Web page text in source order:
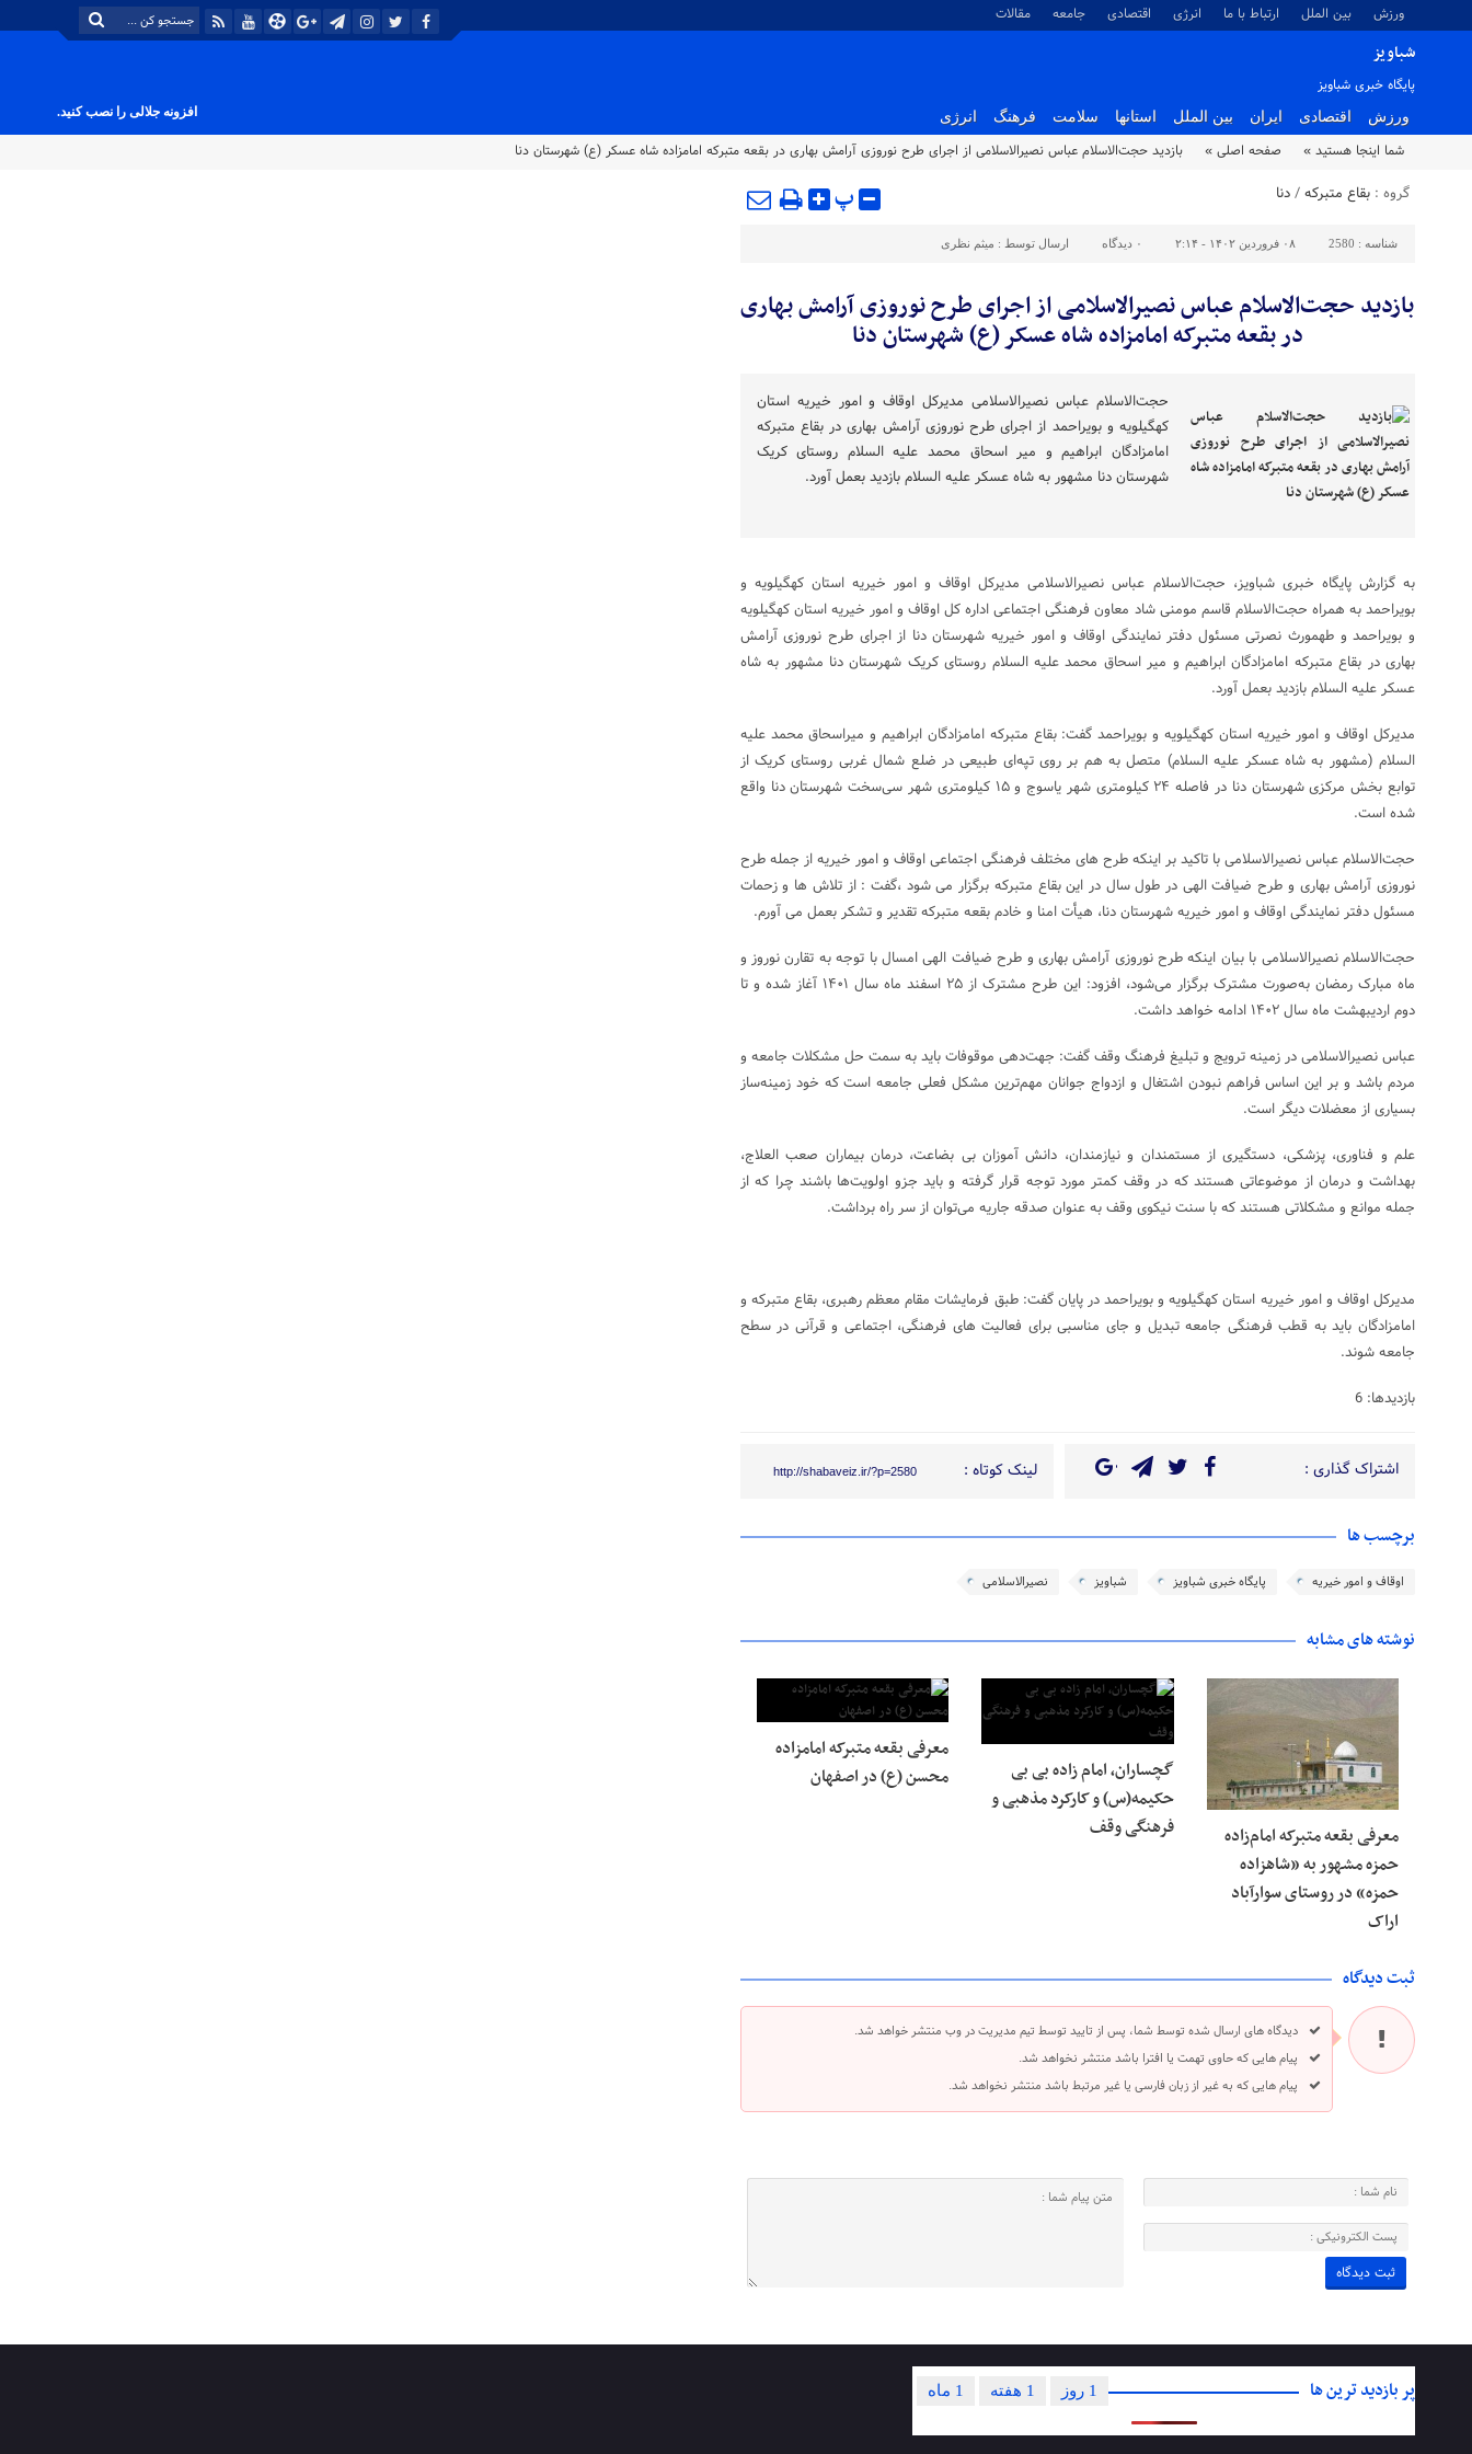
ورزش بین الملل ارتباط با ما انرژی اقتصادی جامعه مقالات
شباویز
پایگاه خبری شباویز
ورزش اقتصادی ایران بین الملل استانها سلامت فرهنگ انرژی افزونه جلالی را نصب کنید.
شما اینجا هستید » صفحه اصلی » بازدید حجت‌الاسلام عباس نصیرالاسلامی از اجرای طرح نوروزی آرامش بهاری در بقعه متبرکه امامزاده شاه عسکر (ع) شهرستان دنا
گروه : بقاع متبرکه/دنا پ
شناسه : 2580 ۰۸ فروردین ۱۴۰۲ - ۲:۱۴ ۰ دیدگاه ارسال توسط : میثم نظری
بازدید حجت‌الاسلام عباس نصیرالاسلامی از اجرای طرح نوروزی آرامش بهاری
در بقعه متبرکه امامزاده شاه عسکر (ع) شهرستان دنا
حجت‌الاسلام عباس نصیرالاسلامی مدیرکل اوقاف و امور خیریه استان
کهگیلویه و بویراحمد از اجرای طرح نوروزی آرامش بهاری در بقاع متبرکه
امامزادگان ابراهیم و میر اسحاق محمد علیه السلام روستای کریک
شهرستان دنا مشهور به شاه عسکر علیه السلام بازدید بعمل آورد.
به گزارش پایگاه خبری شباویز، حجت‌الاسلام عباس نصیرالاسلامی مدیرکل اوقاف و امور خیریه استان کهگیلویه و
بویراحمد به همراه حجت‌الاسلام قاسم مومنی شاد معاون فرهنگی اجتماعی اداره کل اوقاف و امور خیریه استان کهگیلویه
و بویراحمد و طهمورث نصرتی مسئول دفتر نمایندگی اوقاف و امور خیریه شهرستان دنا از اجرای طرح نوروزی آرامش
بهاری در بقاع متبرکه امامزادگان ابراهیم و میر اسحاق محمد علیه السلام روستای کریک شهرستان دنا مشهور به شاه
عسکر علیه السلام بازدید بعمل آورد.
مدیرکل اوقاف و امور خیریه استان کهگیلویه و بویراحمد گفت: بقاع متبرکه امامزادگان ابراهیم و میراسحاق محمد علیه
السلام (مشهور به شاه عسکر علیه السلام) متصل به هم بر روی تپه‌ای طبیعی در ضلع شمال غربی روستای کریک از
توابع بخش مرکزی شهرستان دنا در فاصله ۲۴ کیلومتری شهر یاسوج و ۱۵ کیلومتری شهر سی‌سخت شهرستان دنا واقع
شده است.
حجت‌الاسلام عباس نصیرالاسلامی با تاکید بر اینکه طرح های مختلف فرهنگی اجتماعی اوقاف و امور خیریه از جمله طرح
نوروزی آرامش بهاری و طرح ضیافت الهی در طول سال در این بقاع متبرکه برگزار می شود ،گفت : از تلاش ها و زحمات
مسئول دفتر نمایندگی اوقاف و امور خیریه شهرستان دنا، هیأت امنا و خادم بقعه متبرکه تقدیر و تشکر بعمل می آورم.
حجت‌الاسلام نصیرالاسلامی با بیان اینکه طرح نوروزی آرامش بهاری و طرح ضیافت الهی امسال با توجه به تقارن نوروز و
ماه مبارک رمضان به‌صورت مشترک برگزار می‌شود، افزود: این طرح مشترک از ۲۵ اسفند ماه سال ۱۴۰۱ آغاز شده و تا
دوم اردیبهشت ماه سال ۱۴۰۲ ادامه خواهد داشت.
عباس نصیرالاسلامی در زمینه ترویج و تبلیغ فرهنگ وقف گفت: جهت‌دهی موقوفات باید به سمت حل مشکلات جامعه و
مردم باشد و بر این اساس فراهم نبودن اشتغال و ازدواج جوانان مهم‌ترین مشکل فعلی جامعه است که خود زمینه‌ساز
بسیاری از معضلات دیگر است.
علم و فناوری، پزشکی، دستگیری از مستمندان و نیازمندان، دانش آموزان بی بضاعت، درمان بیماران صعب العلاج،
بهداشت و درمان از موضوعاتی هستند که در وقف کمتر مورد توجه قرار گرفته و باید جزو اولویت‌ها باشند چرا که از
جمله موانع و مشکلاتی هستند که با سنت نیکوی وقف به عنوان صدقه جاریه می‌توان از سر راه برداشت.
مدیرکل اوقاف و امور خیریه استان کهگیلویه و بویراحمد در پایان گفت: طبق فرمایشات مقام معظم رهبری، بقاع متبرکه و
امامزادگان باید به قطب فرهنگی جامعه تبدیل و جای مناسبی برای فعالیت های فرهنگی، اجتماعی و قرآنی در سطح
جامعه شوند.
بازدیدها: 6
اشتراک گذاری : لینک کوتاه : http://shabaveiz.ir/?p=2580
برچسب ها
اوقاف و امور خیریه پایگاه خبری شباویز شباویز نصیرالاسلامی
نوشته های مشابه
معرفی بقعه متبرکه امام‌زاده
حمزه مشهور به «شاهزاده
حمزه» در روستای سوارآباد
اراک
گچساران، امام زاده بی بی
حکیمه(س) و کارکرد مذهبی و
فرهنگی وقف
معرفی بقعه متبرکه امامزاده
محسن (ع) در اصفهان
ثبت دیدگاه
دیدگاه های ارسال شده توسط شما، پس از تایید توسط تیم مدیریت در وب منتشر خواهد شد.
پیام هایی که حاوی تهمت یا افترا باشد منتشر نخواهد شد.
پیام هایی که به غیر از زبان فارسی یا غیر مرتبط باشد منتشر نخواهد شد.
پر بازدید ترین ها 1 ماه 1 هفته 1 روز